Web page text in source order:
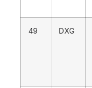
49 DXG